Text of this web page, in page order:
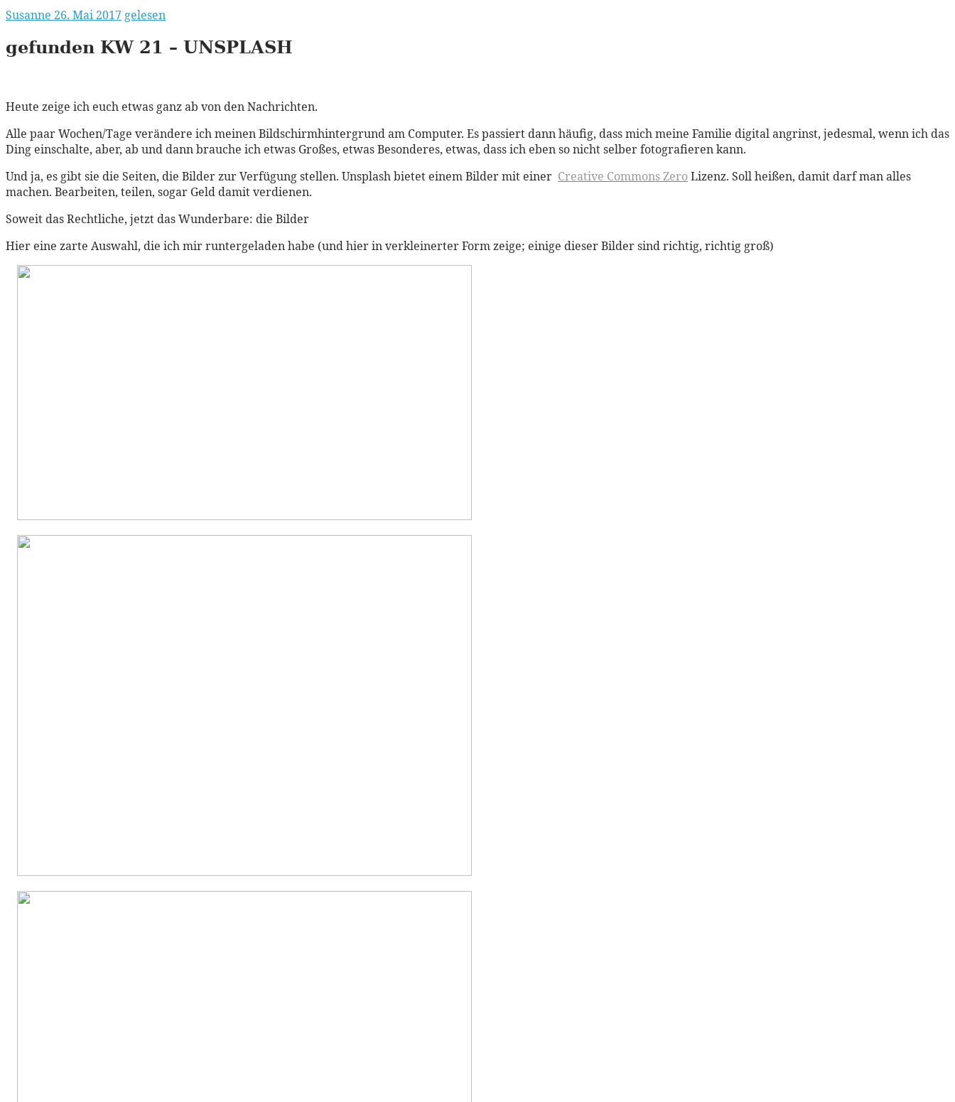
Susanne 26. Mai 2017 gelesen
gefunden KW21 – UNSPLASH
Heute zeige ich euch etwas ganz ab von den Nachrichten.
Alle paar Wochen/Tage verändere ich meinen Bildschirmhintergrund am Computer. Es passiert dann häufig, dass mich meine Familie digital angrinst, jedesmal, wenn ich das
Ding einschalte, aber, ab und dann brauche ich etwas Großes, etwas Besonderes, etwas, dass ich eben so nicht selber fotografieren kann.
Und ja, es gibt sie die Seiten, die Bilder zur Verfügung stellen. Unsplash bietet einem Bilder mit einer Creative Commons ZeroLizenz. Soll heißen, damit darf man alles
machen. Bearbeiten, teilen, sogar Geld damit verdienen.
Soweit das Rechtliche, jetzt das Wunderbare: die Bilder
Hier eine zarte Auswahl, die ich mir runtergeladen habe (und hier in verkleinerter Form zeige; einige dieser Bilder sind richtig, richtig groß)